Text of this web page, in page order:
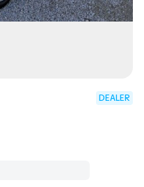
DEALER